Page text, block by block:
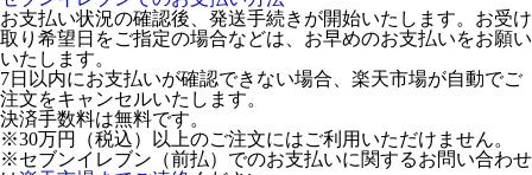
お支払い状況の確認後、発送手続きが開始いたします。お受け
取り希望日をご指定の場合などは、お早めのお支払いをお願い
いたします。
7日以内にお支払いが確認できない場合、楽天市場が自動でご
注文をキャンセルいたします。
決済手数料は無料です。
※30万円（税込）以上のご注文にはご利用いただけません。
※セブンイレブン（前払）でのお支払いに関するお問い合わせ